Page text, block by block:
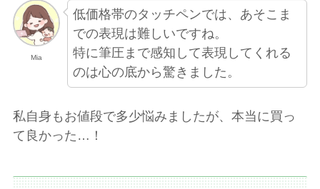
Mia
低価格帯のタッチペンでは、あそこま
での表現は難しいですね。
特に筆圧まで感知して表現してくれる
のは心の底から驚きました。
私自身もお値段で多少悩みましたが、本当に買っ
て良かった…！